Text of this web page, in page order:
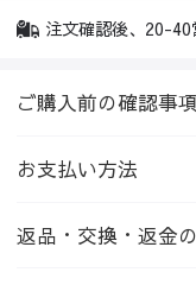
注文確認後、20-40
ご購入前の確認事項
お支払い方法
返品・交換・返金